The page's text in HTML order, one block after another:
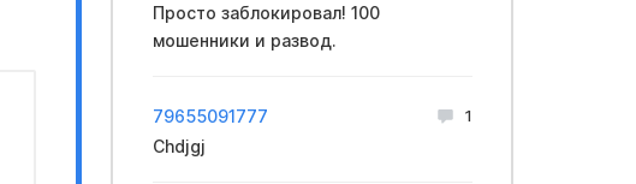
Просто заблокировал! 100
мошенники и развод.
79655091777 1
Chdjgj